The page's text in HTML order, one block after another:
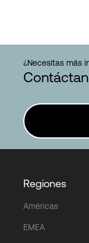
¿Necesitas más
Regiones
Américas
EMEA